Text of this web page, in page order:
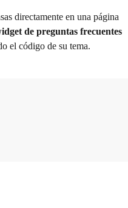
directamente en una página
de preguntas frecuentes
el código de su tema.